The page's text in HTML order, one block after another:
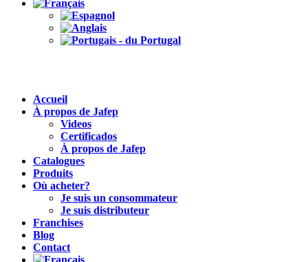
Accueil
À propos de Jafep
Videos
Certificados
À propos de Jafep
Catalogues
Produits
Où acheter?
Je suis un consommateur
Je suis distributeur
Franchises
Blog
Contact